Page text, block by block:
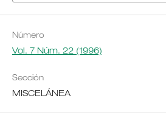
Número
Vol. 7 Núm. 22 (1996)
Sección
MISCELÁNEA